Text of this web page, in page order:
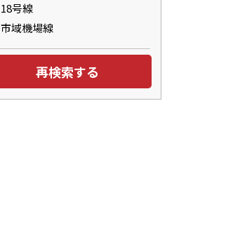
18号線
市域機場線